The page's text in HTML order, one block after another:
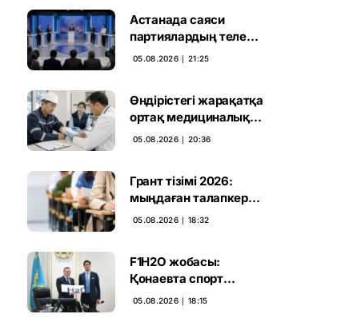
Астанада саяси
партиялардың теле
дебаты басталды
05.08.2026 ∣ 21:25
Өндірістегі жарақатқа
ортақ медициналық
талап енгізілмек
05.08.2026 ∣ 20:36
Грант тізімі 2026:
мыңдаған талапкердің
тағдыры 10 тамызға
05.08.2026 ∣ 18:32
F1H2O жобасы:
Қонаевта спорт
катерлерін шығаратын
05.08.2026 ∣ 18:15